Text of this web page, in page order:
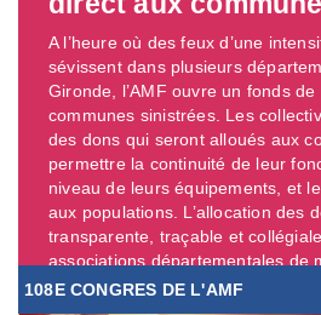
A l’heure où des feux d’une
sévissent dans plusieurs
Gironde, l’AMF ouvre un fonds
communes sinistrées. Les
des dons qui seront alloués aux
permettre la continuité de leur
niveau de leurs équipements, et
aux populations. L’allocation des
transparente, traçable et
associations départementales de
108E CONGRES DE L'AMF